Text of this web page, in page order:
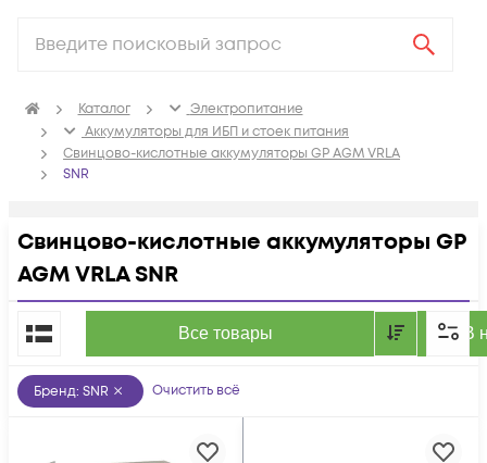
Каталог
Электропитание
Аккумуляторы для ИБП и стоек питания
Свинцово-кислотные аккумуляторы GP AGM VRLA
SNR
Свинцово-кислотные аккумуляторы GP
AGM VRLA SNR
Все товары В
По популярности
Бренд: SNR Очистить всё